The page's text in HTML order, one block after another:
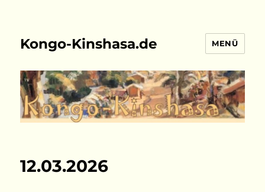
Kongo-Kinshasa.de MENÜ
12.03.2026